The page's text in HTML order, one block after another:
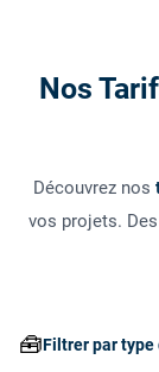
Nos
Découvrez nos
vos projets.
🧰Filtrer par